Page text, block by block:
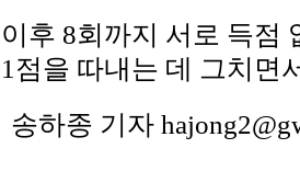
이후 8회까지 서로 득점
1점을 따내는 데 그치면
송하종 기자